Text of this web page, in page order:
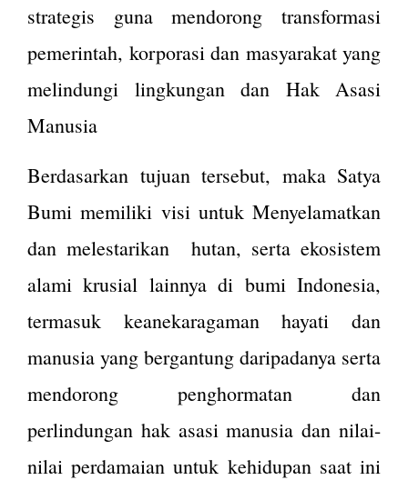
strategis guna mendorong transformasi
pemerintah, korporasi dan masyarakat yang
melindungi lingkungan dan Hak Asasi
Manusia
Berdasarkan tujuan tersebut, maka Satya
Bumi memiliki visi untuk Menyelamatkan
dan melestarikan hutan, serta ekosistem
alami krusial lainnya di bumi Indonesia,
termasuk keanekaragaman hayati dan
manusia yang bergantung daripadanya serta
mendorong penghormatan dan
perlindungan hak asasi manusia dan nilai-
nilai perdamaian untuk kehidupan saat ini